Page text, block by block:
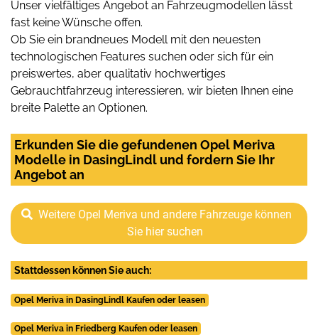
Unser vielfältiges Angebot an Fahrzeugmodellen lässt
fast keine Wünsche offen.
Ob Sie ein brandneues Modell mit den neuesten
technologischen Features suchen oder sich für ein
preiswertes, aber qualitativ hochwertiges
Gebrauchtfahrzeug interessieren, wir bieten Ihnen eine
breite Palette an Optionen.
Erkunden Sie die gefundenen Opel Meriva
Modelle in DasingLindl und fordern Sie Ihr
Angebot an
Weitere Opel Meriva und andere Fahrzeuge können
Sie hier suchen
Stattdessen können Sie auch:
Opel Meriva in DasingLindl Kaufen oder leasen
Opel Meriva in Friedberg Kaufen oder leasen